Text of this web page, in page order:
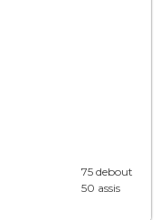
75 debout
50 assis